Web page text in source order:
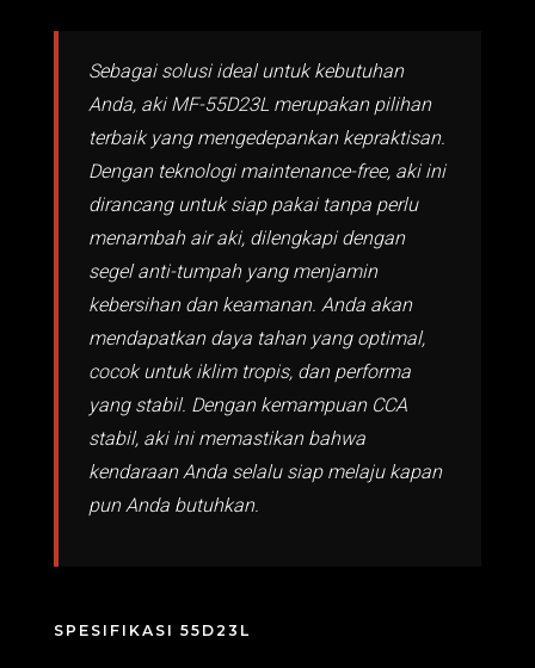
Sebagai solusi ideal untuk kebutuhan
Anda, aki MF-55D23L merupakan pilihan
terbaik yang mengedepankan kepraktisan.
Dengan teknologi maintenance-free, aki ini
dirancang untuk siap pakai tanpa perlu
menambah air aki, dilengkapi dengan
segel anti-tumpah yang menjamin
kebersihan dan keamanan. Anda akan
mendapatkan daya tahan yang optimal,
cocok untuk iklim tropis, dan performa
yang stabil. Dengan kemampuan CCA
stabil, aki ini memastikan bahwa
kendaraan Anda selalu siap melaju kapan
pun Anda butuhkan.
SPESIFIKASI 55D23L